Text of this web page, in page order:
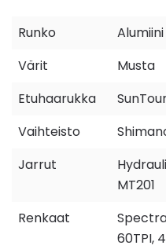
Runko
Alumiini
Värit
Musta
Etuhaarukka
Vaihteisto
Jarrut
MT201
Renkaat
60TPI,